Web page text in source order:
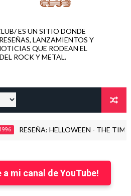
ES UN SITIO DONDE
LANZAMIENTOS Y
QUE RODEAN EL
ROCK Y METAL.
RESEÑA: HELLOWEEN - THE TIME OF
a mi canal de YouTube!